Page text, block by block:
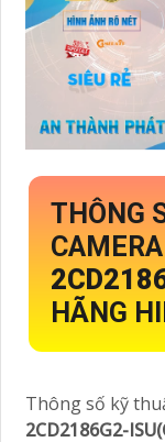
THÔNG
HÃNG
Thông số kỹ
2CD2186G2-